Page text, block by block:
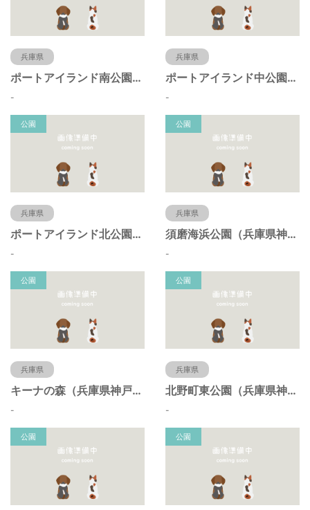
兵庫県
ポートアイランド南公園（兵庫県神戸市）
-
兵庫県
ポートアイランド中公園（兵庫県神戸市）
-
公園
兵庫県
ポートアイランド北公園（兵庫県神戸市）
-
公園
兵庫県
須磨海浜公園（兵庫県神戸市）
-
公園
兵庫県
キーナの森（兵庫県神戸市）
-
公園
兵庫県
北野町東公園（兵庫県神戸市）
-
公園 公園